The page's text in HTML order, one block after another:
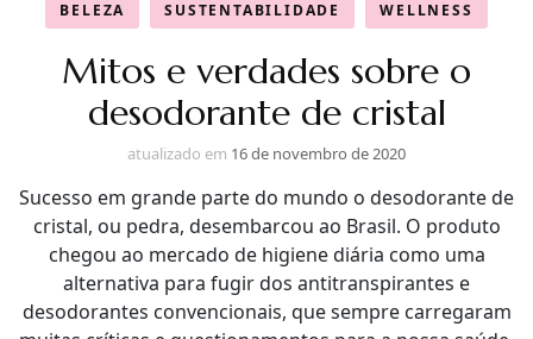
BELEZA SUSTENTABILIDADE WELLNESS
Mitos e verdades sobre o
desodorante de cristal
atualizado em 16 de novembro de 2020
Sucesso em grande parte do mundo o desodorante de
cristal, ou pedra, desembarcou ao Brasil. O produto
chegou ao mercado de higiene diária como uma
alternativa para fugir dos antitranspirantes e
desodorantes convencionais, que sempre carregaram